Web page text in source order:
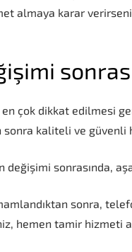
almaya karar
çok dikkat edilmesi
kaliteli ve güvenli
değişimi sonrasında,
sonra,
hemen tamir hizmeti